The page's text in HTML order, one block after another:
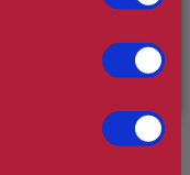
il codice